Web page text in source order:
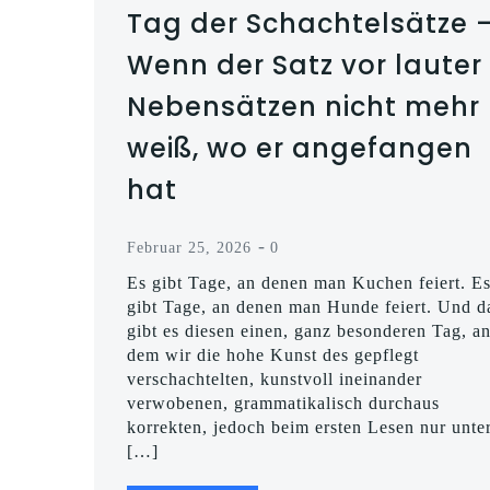
Tag der Schachtelsätze
Wenn der Satz vor lauter
Nebensätzen nicht mehr
weiß, wo er angefangen
hat
Februar 25, 2026 - 0
Es gibt Tage, an denen man Kuchen feiert. Es
gibt Tage, an denen man Hunde feiert. Und
gibt es diesen einen, ganz besonderen Tag, an
dem wir die hohe Kunst des gepflegt
verschachtelten, kunstvoll ineinander
verwobenen, grammatikalisch durchaus
korrekten, jedoch beim ersten Lesen nur
[…]